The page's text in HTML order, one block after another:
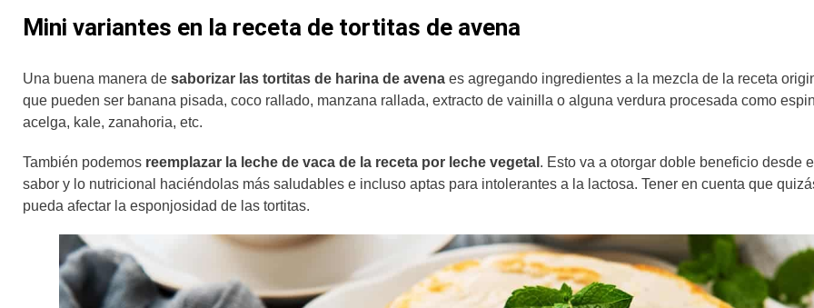
Mini variantes en la receta de tortitas de avena
Una buena manera de saborizar las tortitas de harina de avena es agregando ingredientes a la mezcla de la receta
que pueden ser banana pisada, coco rallado, manzana rallada, extracto de vainilla o alguna verdura procesada como
acelga, kale, zanahoria, etc.
También podemos reemplazar la leche de vaca de la receta por leche vegetal . Esto va a otorgar doble beneficio desde el
sabor y lo nutricional haciéndolas más saludables e incluso aptas para intolerantes a la lactosa. Tener en cuenta que
pueda afectar la esponjosidad de las tortitas.